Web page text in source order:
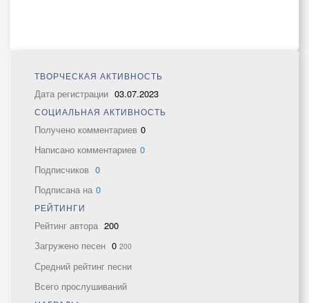
ТВОРЧЕСКАЯ АКТИВНОСТЬ
Дата регистрации 03.07.2023
СОЦИАЛЬНАЯ АКТИВНОСТЬ
Получено комментариев 0
Написано комментариев 0
Подписчиков 0
Подписана на 0
РЕЙТИНГИ
Рейтинг автора 200
Загружено песен 0 200
Средний рейтинг песни
Всего прослушиваний